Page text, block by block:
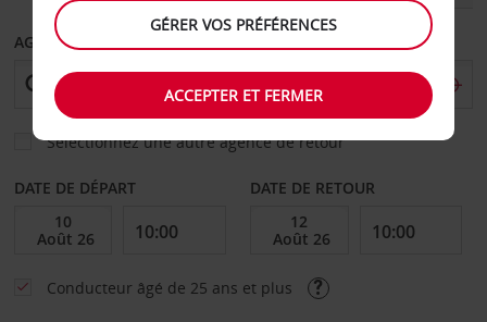
AGENCE DE DÉPART
Sélectionnez une autre agence de retour
DATE DE DÉPART DATE DE RETOUR
Conducteur âgé de 25 ans et plus
GÉRER VOS PRÉFÉRENCES
ACCEPTER ET FERMER